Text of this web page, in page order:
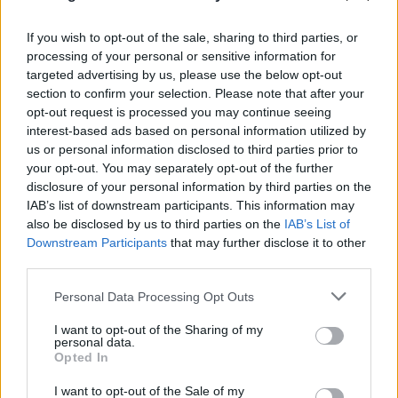
If you wish to opt-out of the sale, sharing to third parties, or
processing of your personal or sensitive information for
targeted advertising by us, please use the below opt-out
section to confirm your selection. Please note that after your
opt-out request is processed you may continue seeing
interest-based ads based on personal information utilized by
us or personal information disclosed to third parties prior to
your opt-out. You may separately opt-out of the further
disclosure of your personal information by third parties on the
IAB’s list of downstream participants. This information may
also be disclosed by us to third parties on the IAB’s List of
Downstream Participants that may further disclose it to other
Please note that this website/app uses one or more Google
not limited to your visit or usage behaviour. You may click to
grant or deny consent to Google and its third-party tags to
use your data for below specified purposes in below Google
consent section.
Personal Data Processing Opt Outs
I want to opt-out of the Sharing of my
personal data.
Opted In
I want to opt-out of the Sale of my
06.08.2026 ΕΥΓΕΝΊΑ ΓΙΑΝΝΑΚΈΛΟΥ